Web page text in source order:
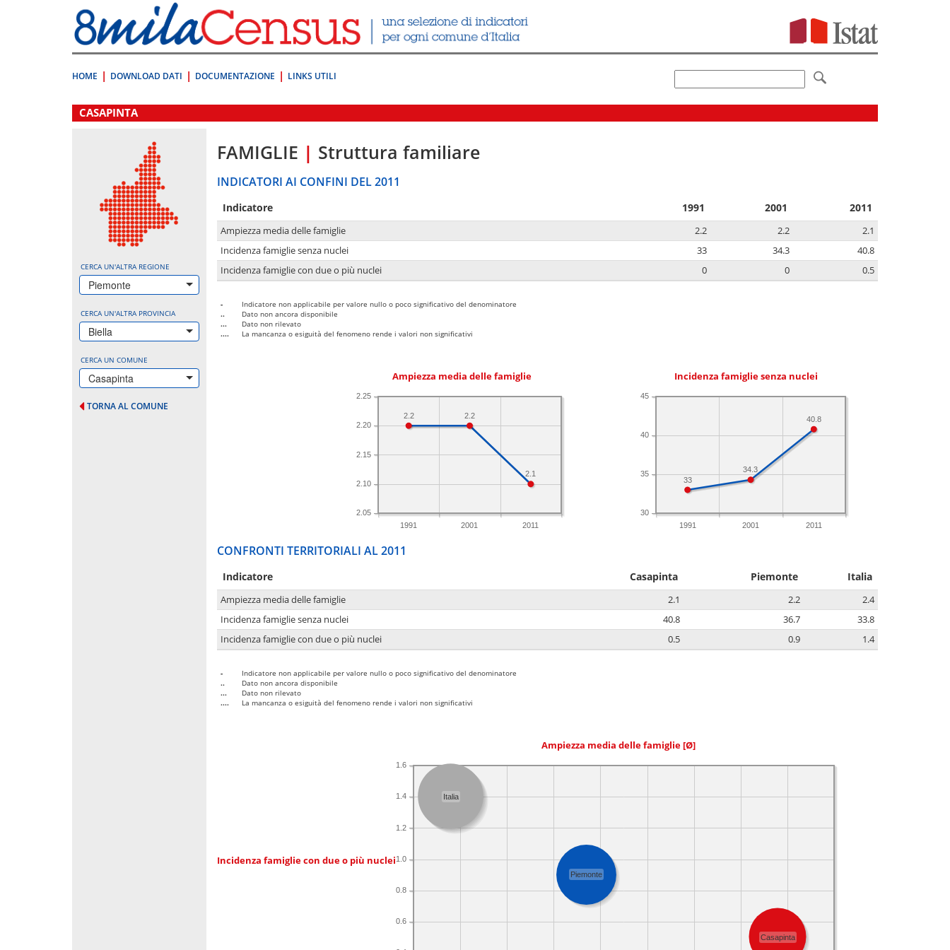
direttamente
a:
Contenuto
HOME DOWNLOAD DATI DOCUMENTAZIONE LINKS UTILI
.
CASAPINTA
CERCA UN'ALTRA REGIONE
Piemonte
CERCA UN'ALTRA PROVINCIA
Biella
CERCA UN COMUNE
Casapinta
TORNA AL COMUNE
FAMIGLIE | Struttura familiare
INDICATORI AI CONFINI DEL 2011
Indicatore 1991 2001 2011
Ampiezza media delle famiglie 2.2 2.2
2.1
Incidenza famiglie senza nuclei
33 34.3
40.8
Incidenza famiglie con due o più nuclei
0 0 0.5
-
Indicatore non applicabile per valore nullo o poco significativo del denominatore
..
Dato non ancora disponibile
...
Dato non rilevato
....
La mancanza o esiguità del fenomeno rende i valori non significativi
Ampiezza media delle famiglie
1991 2001 2011
2.05
2.10
2.15
2.20
2.25
2.1
2.2
2.2
Incidenza famiglie senza nuclei
1991 2001 2011
30
35
40
45
40.8
34.3
33
CONFRONTI TERRITORIALI AL 2011
Indicatore Casapinta Piemonte Italia
Ampiezza media delle famiglie 2.1 2.2
2.4
Incidenza famiglie senza nuclei
40.8 36.7
33.8
Incidenza famiglie con due o più nuclei
0.5 0.9 1.4
-
Indicatore non applicabile per valore nullo o poco significativo del denominatore
..
Dato non ancora disponibile
...
Dato non rilevato
....
La mancanza o esiguità del fenomeno rende i valori non significativi
Ampiezza media delle famiglie [Ø]
Incidenza famiglie con due o più nuclei
0.6
0.8
1.0
1.2
1.4
1.6
Italia
Piemonte
Casapinta